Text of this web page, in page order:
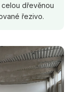
dřevěnou
řezivo.